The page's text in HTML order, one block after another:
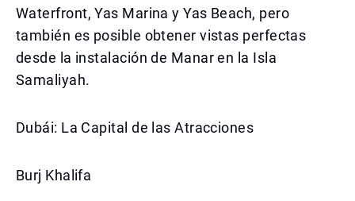
Waterfront, Yas Marina y Yas Beach, pero
también es posible obtener vistas perfectas
desde la instalación de Manar en la Isla
Samaliyah.
Dubái: La Capital de las Atracciones
Burj Khalifa